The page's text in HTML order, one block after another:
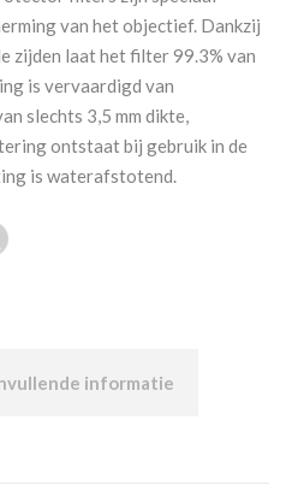
van het objectief. Dankzij
zijden laat het filter 99.3% van
is vervaardigd van
slechts 3,5 mm dikte,
ontstaat bij gebruik in de
is waterafstotend.
informatie